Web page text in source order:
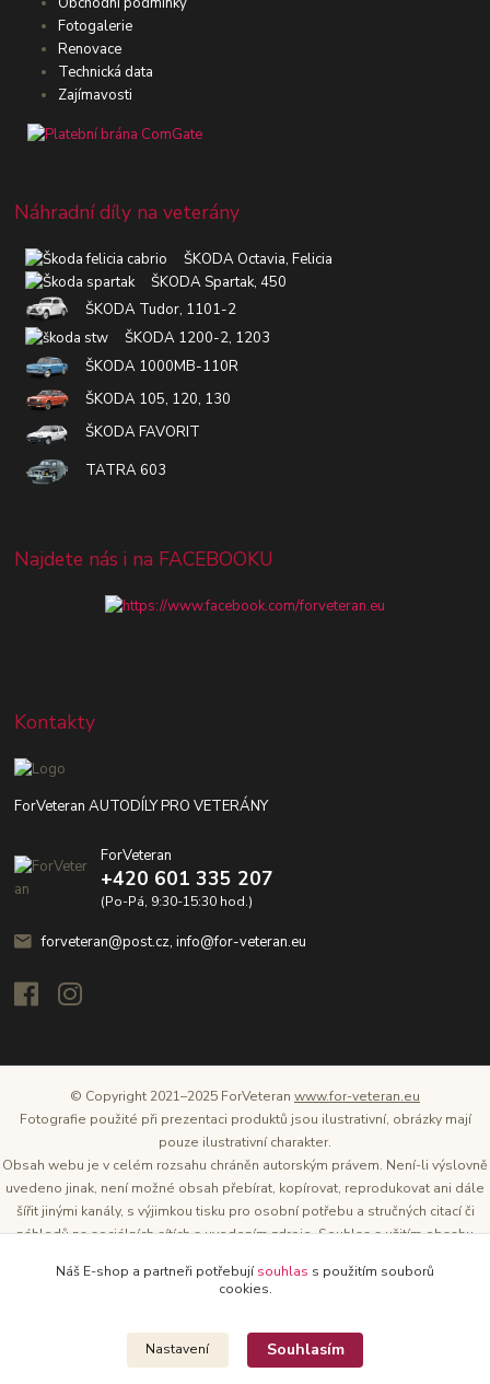
Fotogalerie
Renovace
Technická data
Zajímavosti
Náhradní díly na veterány
ŠKODA Octavia, Felicia
ŠKODA Spartak, 450
ŠKODA Tudor, 1101-2
ŠKODA 1200-2, 1203
ŠKODA 1000MB-110R
ŠKODA 105, 120, 130
ŠKODA FAVORIT
TATRA 603
Najdete nás i na FACEBOOKU
Kontakty
ForVeteran AUTODÍLY PRO VETERÁNY
ForVeteran
+420 601 335 207
(Po-Pá, 9:30-15:30 hod.)
forveteran@post.cz, info@for-veteran.eu
© Copyright 2021–2025 ForVeteran www.for-veteran.eu
Fotografie použité při prezentaci produktů jsou ilustrativní, obrázky mají
pouze ilustrativní charakter.
Obsah webu je v celém rozsahu chráněn autorským právem. Není-li výslovně
uvedeno jinak, není možné obsah přebírat, kopírovat, reprodukovat ani dále
šířit jinými kanály, s výjimkou tisku pro osobní potřebu a stručných citací či
náhledů na sociálních sítích s uvedením zdroje. Souhlas s užitím obsahu
těchto webových stránek je Tomáš Oršel.
Náš E-shop a partneři potřebujísouhlas s použitím souborů
cookies.
Nastavení Souhlasím